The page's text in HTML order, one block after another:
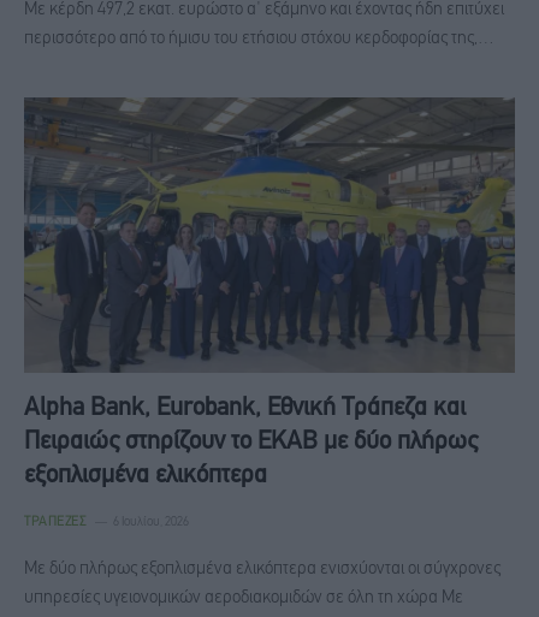
Με κέρδη 497,2 εκατ. ευρώστο α' εξάμηνο και έχοντας ήδη επιτύχει
περισσότερο από το ήμισυ του ετήσιου στόχου κερδοφορίας της,…
Alpha Bank, Eurobank, Εθνική Τράπεζα και
Πειραιώς στηρίζουν το ΕΚΑΒ με δύο πλήρως
εξοπλισμένα ελικόπτερα
ΤΡΆΠΕΖΕΣ 6 Ιουλίου, 2026
Με δύο πλήρως εξοπλισμένα ελικόπτερα ενισχύονται οι σύγχρονες
υπηρεσίες υγειονομικών αεροδιακομιδών σε όλη τη χώρα Με